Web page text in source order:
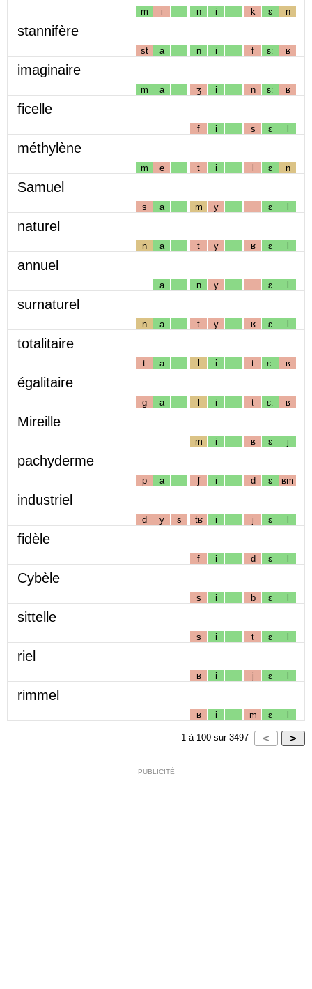
m i n i k ɛ n
stannifère
st a n i f ɛː ʁ
imaginaire
m a ʒ i n ɛː ʁ
ficelle
f i s ɛ l
méthylène
m e t i l ɛ n
Samuel
s a m y ɛ l
naturel
n a t y ʁ ɛ l
annuel
a n y ɛ l
surnaturel
n a t y ʁ ɛ l
totalitaire
t a l i t ɛː ʁ
égalitaire
g a l i t ɛː ʁ
Mireille
m i ʁ ɛ j
pachyderme
p a ʃ i d ɛ ʁm
industriel
d y s tʁ i j ɛ l
fidèle
f i d ɛ l
Cybèle
s i b ɛ l
sittelle
s i t ɛ l
riel
ʁ i j ɛ l
rimmel
ʁ i m ɛ l
1 à 100 sur 3497
PUBLICITÉ